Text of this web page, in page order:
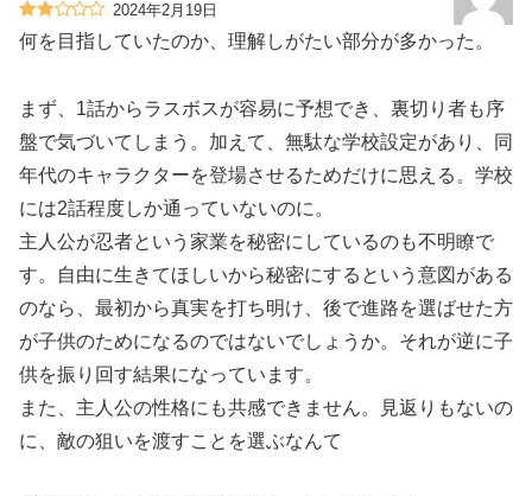
2024年2月19日
何を目指していたのか、理解しがたい部分が多かった。
まず、1話からラスボスが容易に予想でき、裏切り者も序
盤で気づいてしまう。加えて、無駄な学校設定があり、同
年代のキャラクターを登場させるためだけに思える。学校
には2話程度しか通っていないのに。
主人公が忍者という家業を秘密にしているのも不明瞭で
す。自由に生きてほしいから秘密にするという意図がある
のなら、最初から真実を打ち明け、後で進路を選ばせた方
が子供のためになるのではないでしょうか。それが逆に子
供を振り回す結果になっています。
また、主人公の性格にも共感できません。見返りもないの
に、敵の狙いを渡すことを選ぶなんて